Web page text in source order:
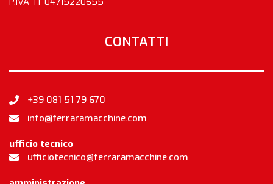
CONTATTI
+39 081 51 79 670
info@ferraramacchine.com
ufficio tecnico
ufficiotecnico@ferraramacchine.com